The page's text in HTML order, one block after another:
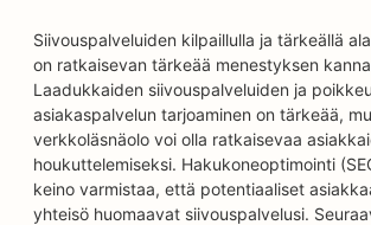
Siivouspalveluiden kilpaillulla ja tärkeällä
on ratkaisevan tärkeää menestyksen
Laadukkaiden siivouspalveluiden ja
asiakaspalvelun tarjoaminen on tärkeää,
verkkoläsnäolo voi olla ratkaisevaa
houkuttelemiseksi. Hakukoneoptimointi
keino varmistaa, että potentiaaliset
yhteisö huomaavat siivouspalvelusi.